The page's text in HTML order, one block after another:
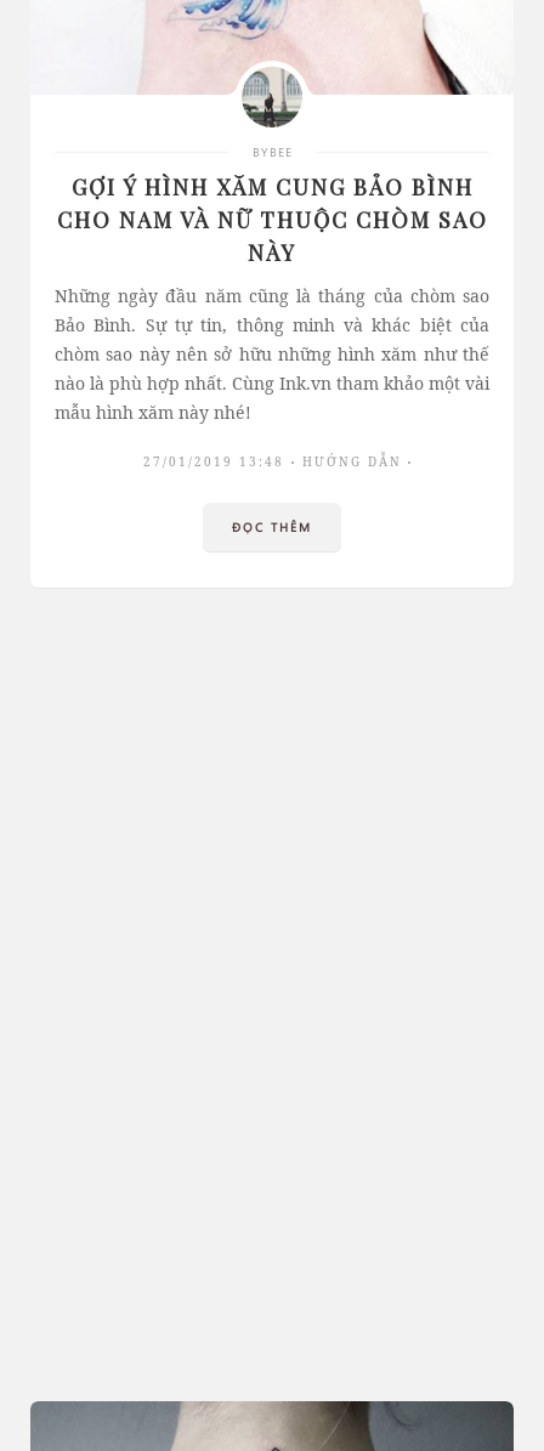
BYBEE
GỢI Ý HÌNH XĂM CUNG BẢO BÌNH
CHO NAM VÀ NỮ THUỘC CHÒM SAO
NÀY
Những ngày đầu năm cũng là tháng của chòm sao
Bảo Bình. Sự tự tin, thông minh và khác biệt của
chòm sao này nên sở hữu những hình xăm như thế
nào là phù hợp nhất. Cùng Ink.vn tham khảo một vài
mẫu hình xăm này nhé!
27/01/2019 13:48 HƯỚNG DẪN
ĐỌC THÊM